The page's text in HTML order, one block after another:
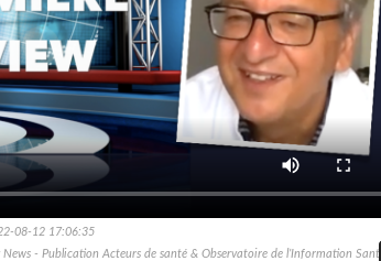
08-12 17:06:35
News - Publication Acteurs de santé & Observatoire de l’Information Santé